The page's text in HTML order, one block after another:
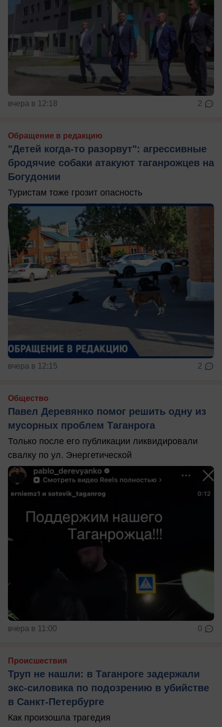
вчера в 12:18 2
Обращение в редакцию
"Детей когда-то разорвут": агрессивные
бродячие собаки атакуют таганрожцев на
Богудонии
Туристам тоже грозит опасность
вчера в 12:15 2
Общество
Павел Деревянко помог решить одну из
мусорных проблем Таганрога
Только после его публикации ликвидировали
свалку по ул. Энергетической
вчера в 11:00 0
Происшествия
Труп не нашли: в Таганроге задержали
экс-силовика по подозрению в убийстве
в Санкт-Петербурге
Как произошла трагедия